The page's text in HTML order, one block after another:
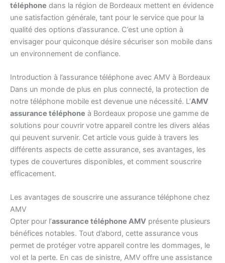
téléphone dans la région de Bordeaux mettent en évidence
une satisfaction générale, tant pour le service que pour la
qualité des options d’assurance. C’est une option à
envisager pour quiconque désire sécuriser son mobile dans
un environnement de confiance.
Introduction à l’assurance téléphone avec AMV à Bordeaux
Dans un monde de plus en plus connecté, la protection de
notre téléphone mobile est devenue une nécessité. L’AMV
assurance téléphone à Bordeaux propose une gamme de
solutions pour couvrir votre appareil contre les divers aléas
qui peuvent survenir. Cet article vous guide à travers les
différents aspects de cette assurance, ses avantages, les
types de couvertures disponibles, et comment souscrire
efficacement.
Les avantages de souscrire une assurance téléphone chez
AMV
Opter pour l’assurance téléphone AMV présente plusieurs
bénéfices notables. Tout d’abord, cette assurance vous
permet de protéger votre appareil contre les dommages, le
vol et la perte. En cas de sinistre, AMV offre une assistance